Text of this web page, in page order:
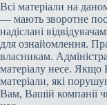
Всі матеріали на
— мають зворотне
надіслані
для ознайомлення.
власникам.
матеріалу несе.
матеріали, які
Вам, Вашій компанії